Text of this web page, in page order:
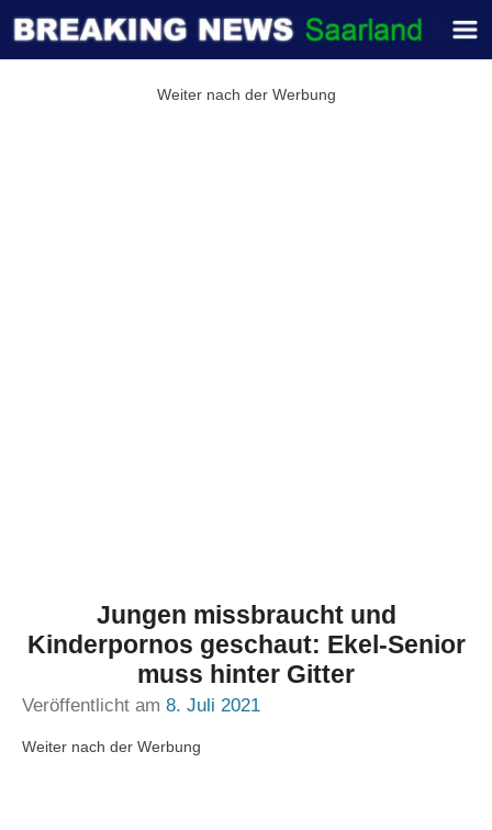
Weiter nach der Werbung
Jungen missbraucht und
Kinderpornos geschaut: Ekel-Senior
muss hinter Gitter
Veröffentlicht am 8. Juli 2021
Weiter nach der Werbung